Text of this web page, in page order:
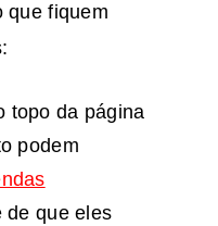
que fiquem
topo da página
podem
de que eles